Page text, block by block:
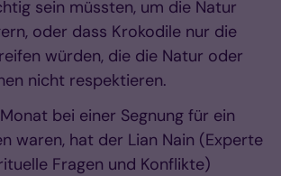
sein müssten, um die Natur
oder dass Krokodile nur die
würden, die die Natur oder
nicht respektieren.
bei einer Segnung für ein
waren, hat der Lian Nain (Experte
Fragen und Konflikte)